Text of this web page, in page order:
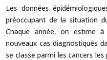
Les données
préoccupant de la situation
Chaque année, on estime
nouveaux cas diagnostiqués
se classe parmi les cancers